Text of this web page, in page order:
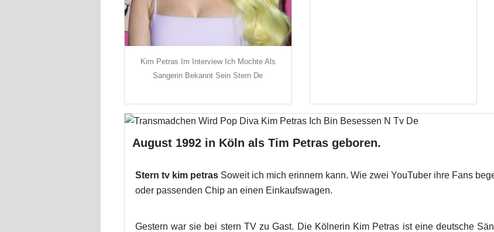
Kim Petras Im Interview Ich Mochte Als
Sangerin Bekannt Sein Stern De
August 1992 in Köln als Tim Petras geboren.
Stern tv kim petrasSoweit ich mich erinnern kann. Wie zwei YouTuber ihre Fans
oder passenden Chip an einen Einkaufswagen.
Gestern war sie bei stern TV zu Gast. Die Kölnerin Kim Petras ist eine deutsche